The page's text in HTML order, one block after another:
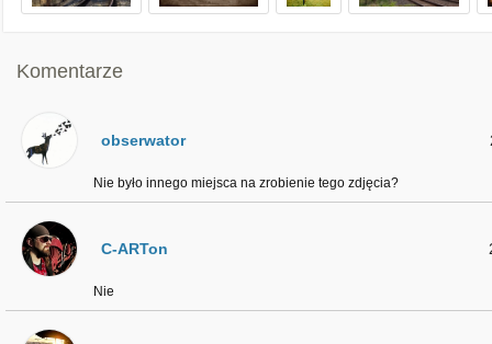
Komentarze
obserwator
Nie było innego miejsca na zrobienie tego zdjęcia?
C-ARTon
Nie